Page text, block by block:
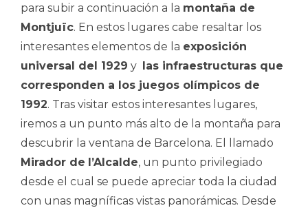
para subir a continuación a la montaña de
Montjuïc. En estos lugares cabe resaltar los
interesantes elementos de la exposición
universal del 1929 y las infraestructuras que
corresponden a los juegos olímpicos de
1992. Tras visitar estos interesantes lugares,
iremos a un punto más alto de la montaña para
descubrir la ventana de Barcelona. El llamado
Mirador de l’Alcalde, un punto privilegiado
desde el cual se puede apreciar toda la ciudad
con unas magníficas vistas panorámicas. Desde